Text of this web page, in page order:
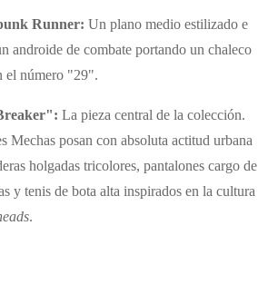
Runner: Un plano medio estilizado e
androide de combate portando un chaleco
el número "29".
La pieza central de la colección.
Mechas posan con absoluta actitud urbana
holgadas tricolores, pantalones cargo de
y tenis de bota alta inspirados en la cultura
.